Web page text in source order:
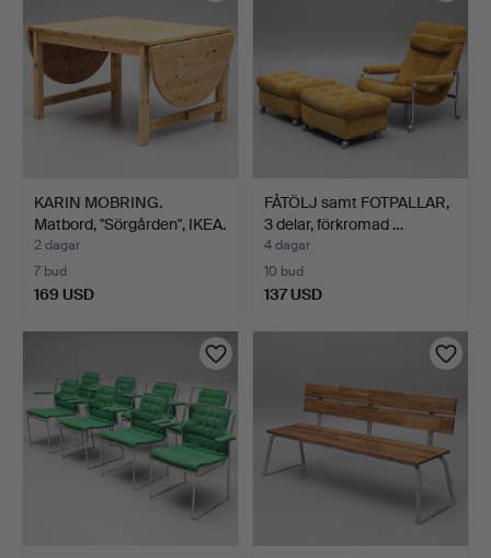
KARIN MOBRING.
Matbord, "Sörgården", IKEA.
2 dagar
7 bud
169 USD
FÅTÖLJ samt FOTPALLAR,
3 delar, förkromad …
4 dagar
10 bud
137 USD